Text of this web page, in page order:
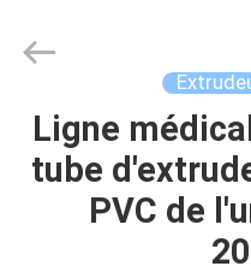
MAISON
Commerce
Reserved.Ligne
tube
PVC de